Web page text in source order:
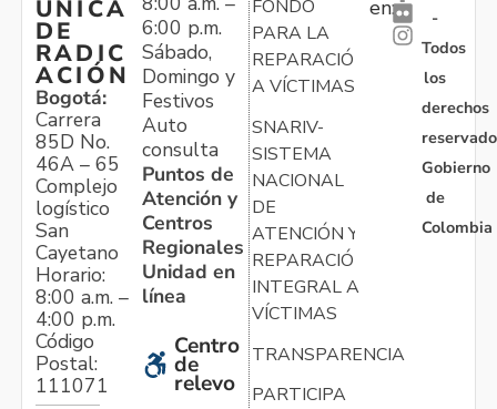
ÚNICA
DE
RADIC
ACIÓN
Bogotá:
Carrera
85D No.
46A – 65
Complejo
logístico
San
Cayetano
Horario:
8:00 a.m. –
4:00 p.m.
Código
Postal:
111071
6:00 p.m.
Sábado,
Domingo y
Festivos
Auto
consulta
Puntos de
Atención y
Centros
Regionales
Unidad en
línea
Centro
de
relevo
FONDO
PARA LA
REPARACIÓN
A VÍCTIMAS
SNARIV-
SISTEMA
NACIONAL
DE
ATENCIÓN Y
REPARACIÓN
INTEGRAL A
VÍCTIMAS
TRANSPARENCIA
PARTICIPA
en:
-
Todos
los
derechos
Gobierno
de
Colombia